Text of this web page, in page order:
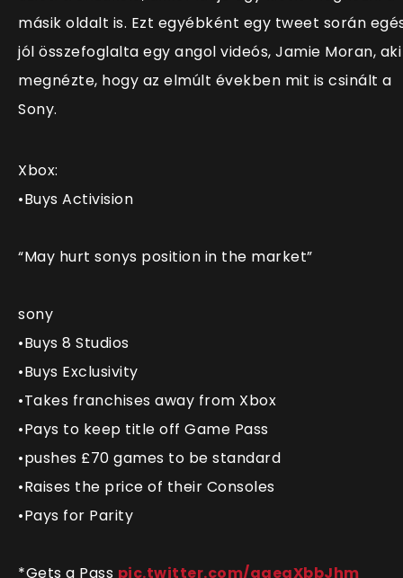
másik oldalt is. Ezt egyébként egy tweet során
jól összefoglalta egy angol videós, Jamie Moran, aki
megnézte, hogy az elmúlt években mit is csinált a
Sony.
Xbox:
•Buys Activision
“May hurt sonys position in the market”
sony
•Buys 8 Studios
•Buys Exclusivity
•Takes franchises away from Xbox
•Pays to keep title off Game Pass
•pushes £70 games to be standard
•Raises the price of their Consoles
•Pays for Parity
*Gets a Pass pic.twitter.com/qgeaXbbJhm